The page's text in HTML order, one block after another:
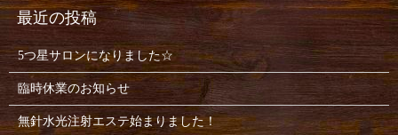
5つ星サロンになりました☆
臨時休業のお知らせ
無針水光注射エステ始まりました！